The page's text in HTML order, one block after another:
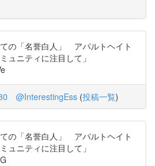
の「名誉白人」 アパルトヘイト
ュニティに注目して」
@InterestingEss (投稿一覧)
の「名誉白人」 アパルトヘイト
ュニティに注目して」